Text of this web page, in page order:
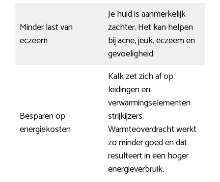
Minder last van
eczeem
Je huid is aanmerkelijk
zachter. Het kan helpen
bij acne, jeuk, eczeem en
gevoeligheid.
Besparen op
energiekosten
Kalk zet zich af op
leidingen en
verwarmingselementen
strijkijzers.
Warmteoverdracht werkt
zo minder goed en dat
resulteert in een hoger
energieverbruik.